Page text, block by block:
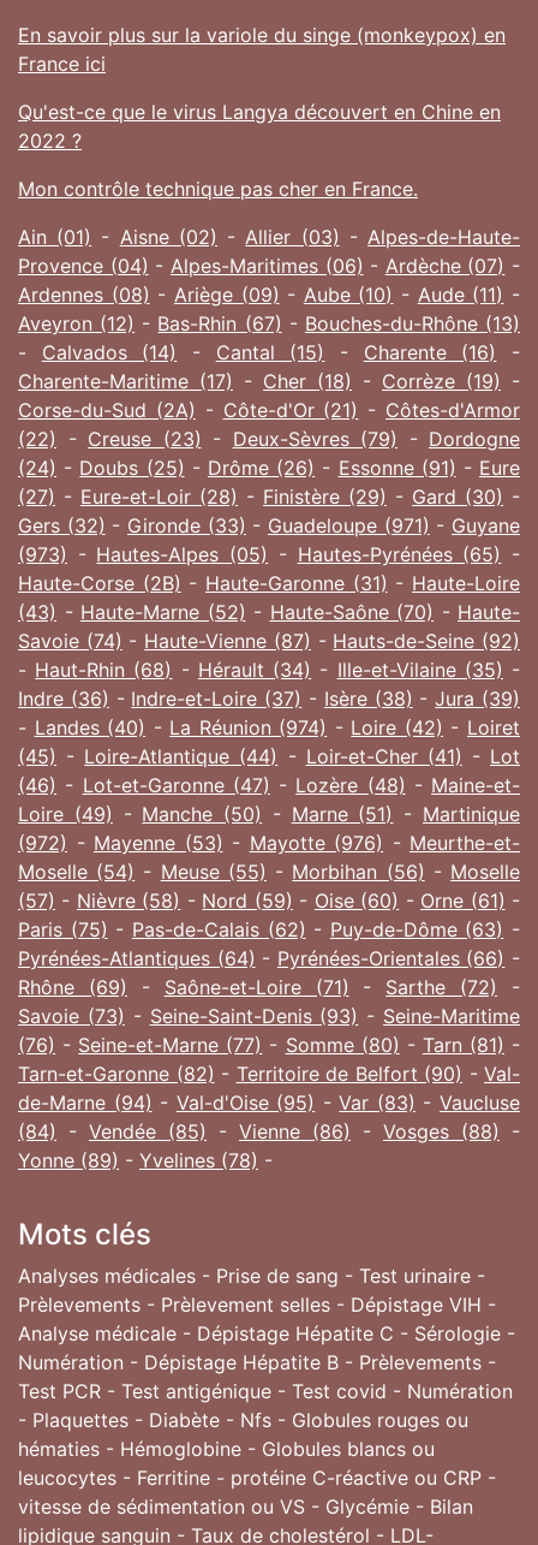
En savoir plus sur la variole du singe (monkeypox) en
France ici
Qu'est-ce que le virus Langya découvert en Chine en
2022 ?
Mon contrôle technique pas cher en France.
Ain (01) - Aisne (02) - Allier (03) - Alpes-de-Haute-
Provence (04) - Alpes-Maritimes (06) - Ardèche (07) -
Ardennes (08) - Ariège (09) - Aube (10) - Aude (11) -
Aveyron (12) - Bas-Rhin (67) - Bouches-du-Rhône (13)
- Calvados (14) - Cantal (15) - Charente (16)
-
Charente-Maritime (17) - Cher (18) - Corrèze (19) -
Corse-du-Sud (2A) - Côte-d'Or (21) - Côtes-d'Armor
(22) - Creuse (23) - Deux-Sèvres (79) - Dordogne
(24) - Doubs (25) - Drôme (26) - Essonne (91) - Eure
(27) - Eure-et-Loir (28) - Finistère (29) - Gard (30) -
Gers (32) - Gironde (33) - Guadeloupe (971) - Guyane
(973) - Hautes-Alpes (05) - Hautes-Pyrénées (65) -
Haute-Corse (2B) - Haute-Garonne (31) - Haute-Loire
(43) - Haute-Marne (52) - Haute-Saône (70) - Haute-
Savoie (74) - Haute-Vienne (87) - Hauts-de-Seine (92)
- Haut-Rhin (68) - Hérault (34) - Ille-et-Vilaine (35) -
Indre (36) - Indre-et-Loire (37) - Isère (38) -Jura (39)
- Landes (40) - La Réunion (974) - Loire (42) - Loiret
(45) - Loire-Atlantique (44) - Loir-et-Cher (41) - Lot
(46) - Lot-et-Garonne (47) - Lozère (48) - Maine-et-
Loire (49) - Manche (50) - Marne (51) - Martinique
(972) - Mayenne (53) - Mayotte (976) - Meurthe-et-
Moselle (54) - Meuse (55) - Morbihan (56) - Moselle
(57) - Nièvre (58) - Nord (59) - Oise (60) - Orne (61) -
Paris (75) - Pas-de-Calais (62) - Puy-de-Dôme (63) -
Pyrénées-Atlantiques (64) - Pyrénées-Orientales (66) -
Rhône (69) - Saône-et-Loire (71) - Sarthe (72)
-
Savoie (73) - Seine-Saint-Denis (93) - Seine-Maritime
(76) - Seine-et-Marne (77) - Somme (80) - Tarn (81) -
Tarn-et-Garonne (82) - Territoire de Belfort (90) - Val-
de-Marne (94) - Val-d'Oise (95) -Var (83) -Vaucluse
(84) - Vendée (85) - Vienne (86) - Vosges (88) -
Yonne (89) - Yvelines (78) -
Mots clés
Analyses médicales - Prise de sang - Test urinaire -
Prèlevements - Prèlevement selles - Dépistage VIH -
Analyse médicale - Dépistage Hépatite C - Sérologie -
Numération - Dépistage Hépatite B - Prèlevements -
Test PCR - Test antigénique - Test covid - Numération
- Plaquettes - Diabète - Nfs - Globules rouges ou
hématies - Hémoglobine - Globules blancs ou
leucocytes - Ferritine - protéine C-réactive ou CRP -
vitesse de sédimentation ou VS - Glycémie - Bilan
lipidique sanguin - Taux de cholestérol - LDL-